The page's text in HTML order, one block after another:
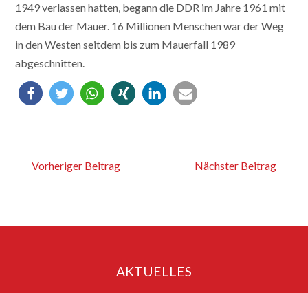
1949 verlassen hatten, begann die DDR im Jahre 1961 mit
dem Bau der Mauer. 16 Millionen Menschen war der Weg
in den Westen seitdem bis zum Mauerfall 1989
abgeschnitten.
Vorheriger Beitrag Nächster Beitrag
AKTUELLES